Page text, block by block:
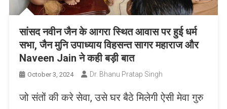
सांसद नवीन जैन के आगरा स्थित आवास पर हुई धर्म
सभा, जैन मुनि उपाध्याय विहसन्त सागर महाराज और
Naveen Jain ने कही बड़ी बात
October 3, 2024 Dr. Bhanu Pratap Singh
जो संतों की करे सेवा, उसे घर बैठे मिलेगी ऐसी मेवा गुरु